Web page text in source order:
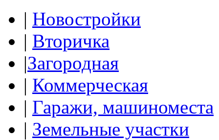
| Новостройки
| Вторичка
|Загородная
| Коммерческая
| Гаражи, машиноместа
| Земельные участки